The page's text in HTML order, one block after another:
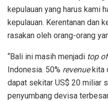
kepulauan yang harus kami
kepulauan. Kerentanan dan
rasakan oleh orang-orang
“Bali ini masih menjadi top
Indonesia. 50% revenuekita
dapat sekitar US$ 20 miliar
penyumbang devisa